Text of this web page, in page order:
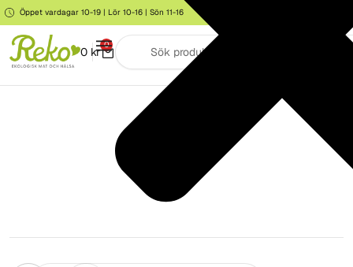
Öppet vardagar 10-19 | Lör 10-16 | Sön 11-16
0 kr
0